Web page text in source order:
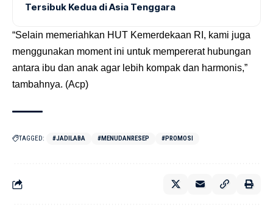
Tersibuk Kedua di Asia Tenggara
“Selain memeriahkan HUT Kemerdekaan RI, kami juga
menggunakan moment ini untuk mempererat hubungan
antara ibu dan anak agar lebih kompak dan harmonis,”
tambahnya. (Acp)
TAGGED: #JADILABA #MENUDANRESEP #PROMOSI